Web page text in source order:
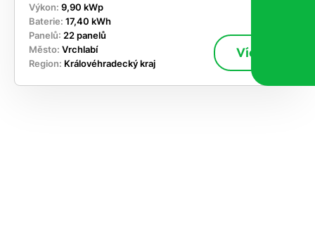
Výkon: 9,90 kWp
Baterie: 17,40 kWh
Panelů: 22 panelů
Město: Vrchlabí
Region: Královéhradecký kraj
Více